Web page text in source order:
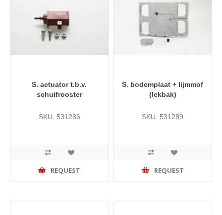
S. actuator t.b.v.
schuifrooster
SKU: 531285
REQUEST
S. bodemplaat + lijmmof
(lekbak)
SKU: 531289
REQUEST